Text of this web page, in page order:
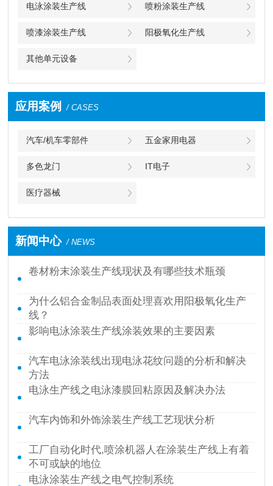
电泳涂装生产线 喷粉涂装生产线
喷漆涂装生产线 阳极氧化生产线
其他单元设备
应用案例 / CASES
汽车/机车零部件 五金家用电器
多色龙门 IT电子
医疗器械
新闻中心 / NEWS
卷材粉末涂装生产线现状及有哪些技术瓶颈
为什么铝合金制品表面处理喜欢用阳极氧化生产
线？
影响电泳涂装生产线涂装效果的主要因素
汽车电泳涂装线出现电泳花纹问题的分析和解决
方法
电泳生产线之电泳漆膜回粘原因及解决办法
汽车内饰和外饰涂装生产线工艺现状分析
工厂自动化时代,喷涂机器人在涂装生产线上有着
不可或缺的地位
电泳涂装生产线之电气控制系统